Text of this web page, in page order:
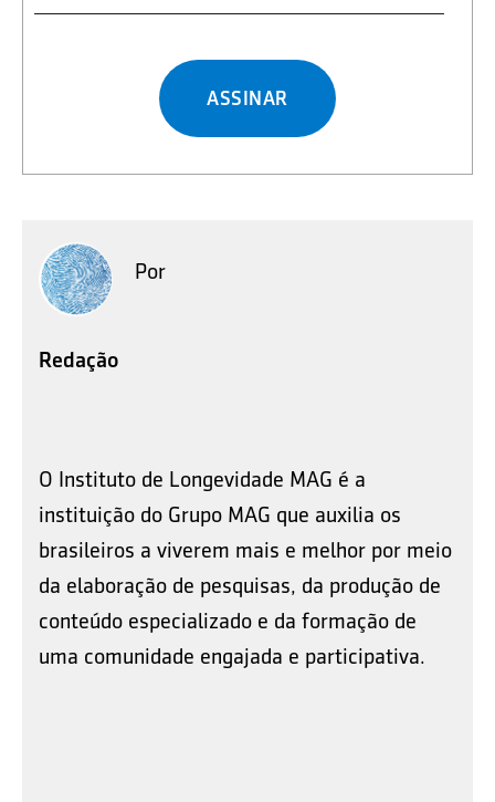
ASSINAR
Por
Redação
O Instituto de Longevidade MAG é a
instituição do Grupo MAG que auxilia os
brasileiros a viverem mais e melhor por meio
da elaboração de pesquisas, da produção de
conteúdo especializado e da formação de
uma comunidade engajada e participativa.